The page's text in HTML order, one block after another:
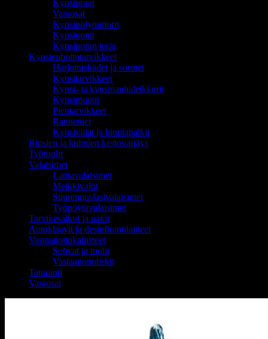
Kynsiporat
Varaosat
Kynsipölynimurit
Kynsiuunit
Kynsiporan terät
Kynsienhoitotarvikkeet
Harjoituskädet ja sormet
Kynsitarvikkeet
Kynsi- ja kynsinauhaleikkurit
Kynsimuotit
Pientarvikkeet
Rannetuet
Kynsiviilat ja hiontapalkit
Ripsien ja kulmien kestovärjäys
Työtuolit
Valaisimet
Lattiavalaisimet
Meikkivalot
Suurennuslasivalaisimet
Työpöytävalaisimet
Tarvikesalkut ja pakit
Autoklaavit ja desinfiointilaitteet
Vastaanottokalusteet
Sohvat ja tuolit
Vastaanottotiskit
Tatuointi
Varaosat